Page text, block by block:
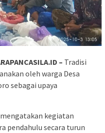
– Tradisi
oleh warga Desa
sebagai upaya
kegiatan
pendahulu secara turun